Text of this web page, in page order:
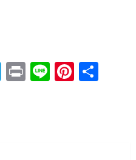
Telegram
PrintLine